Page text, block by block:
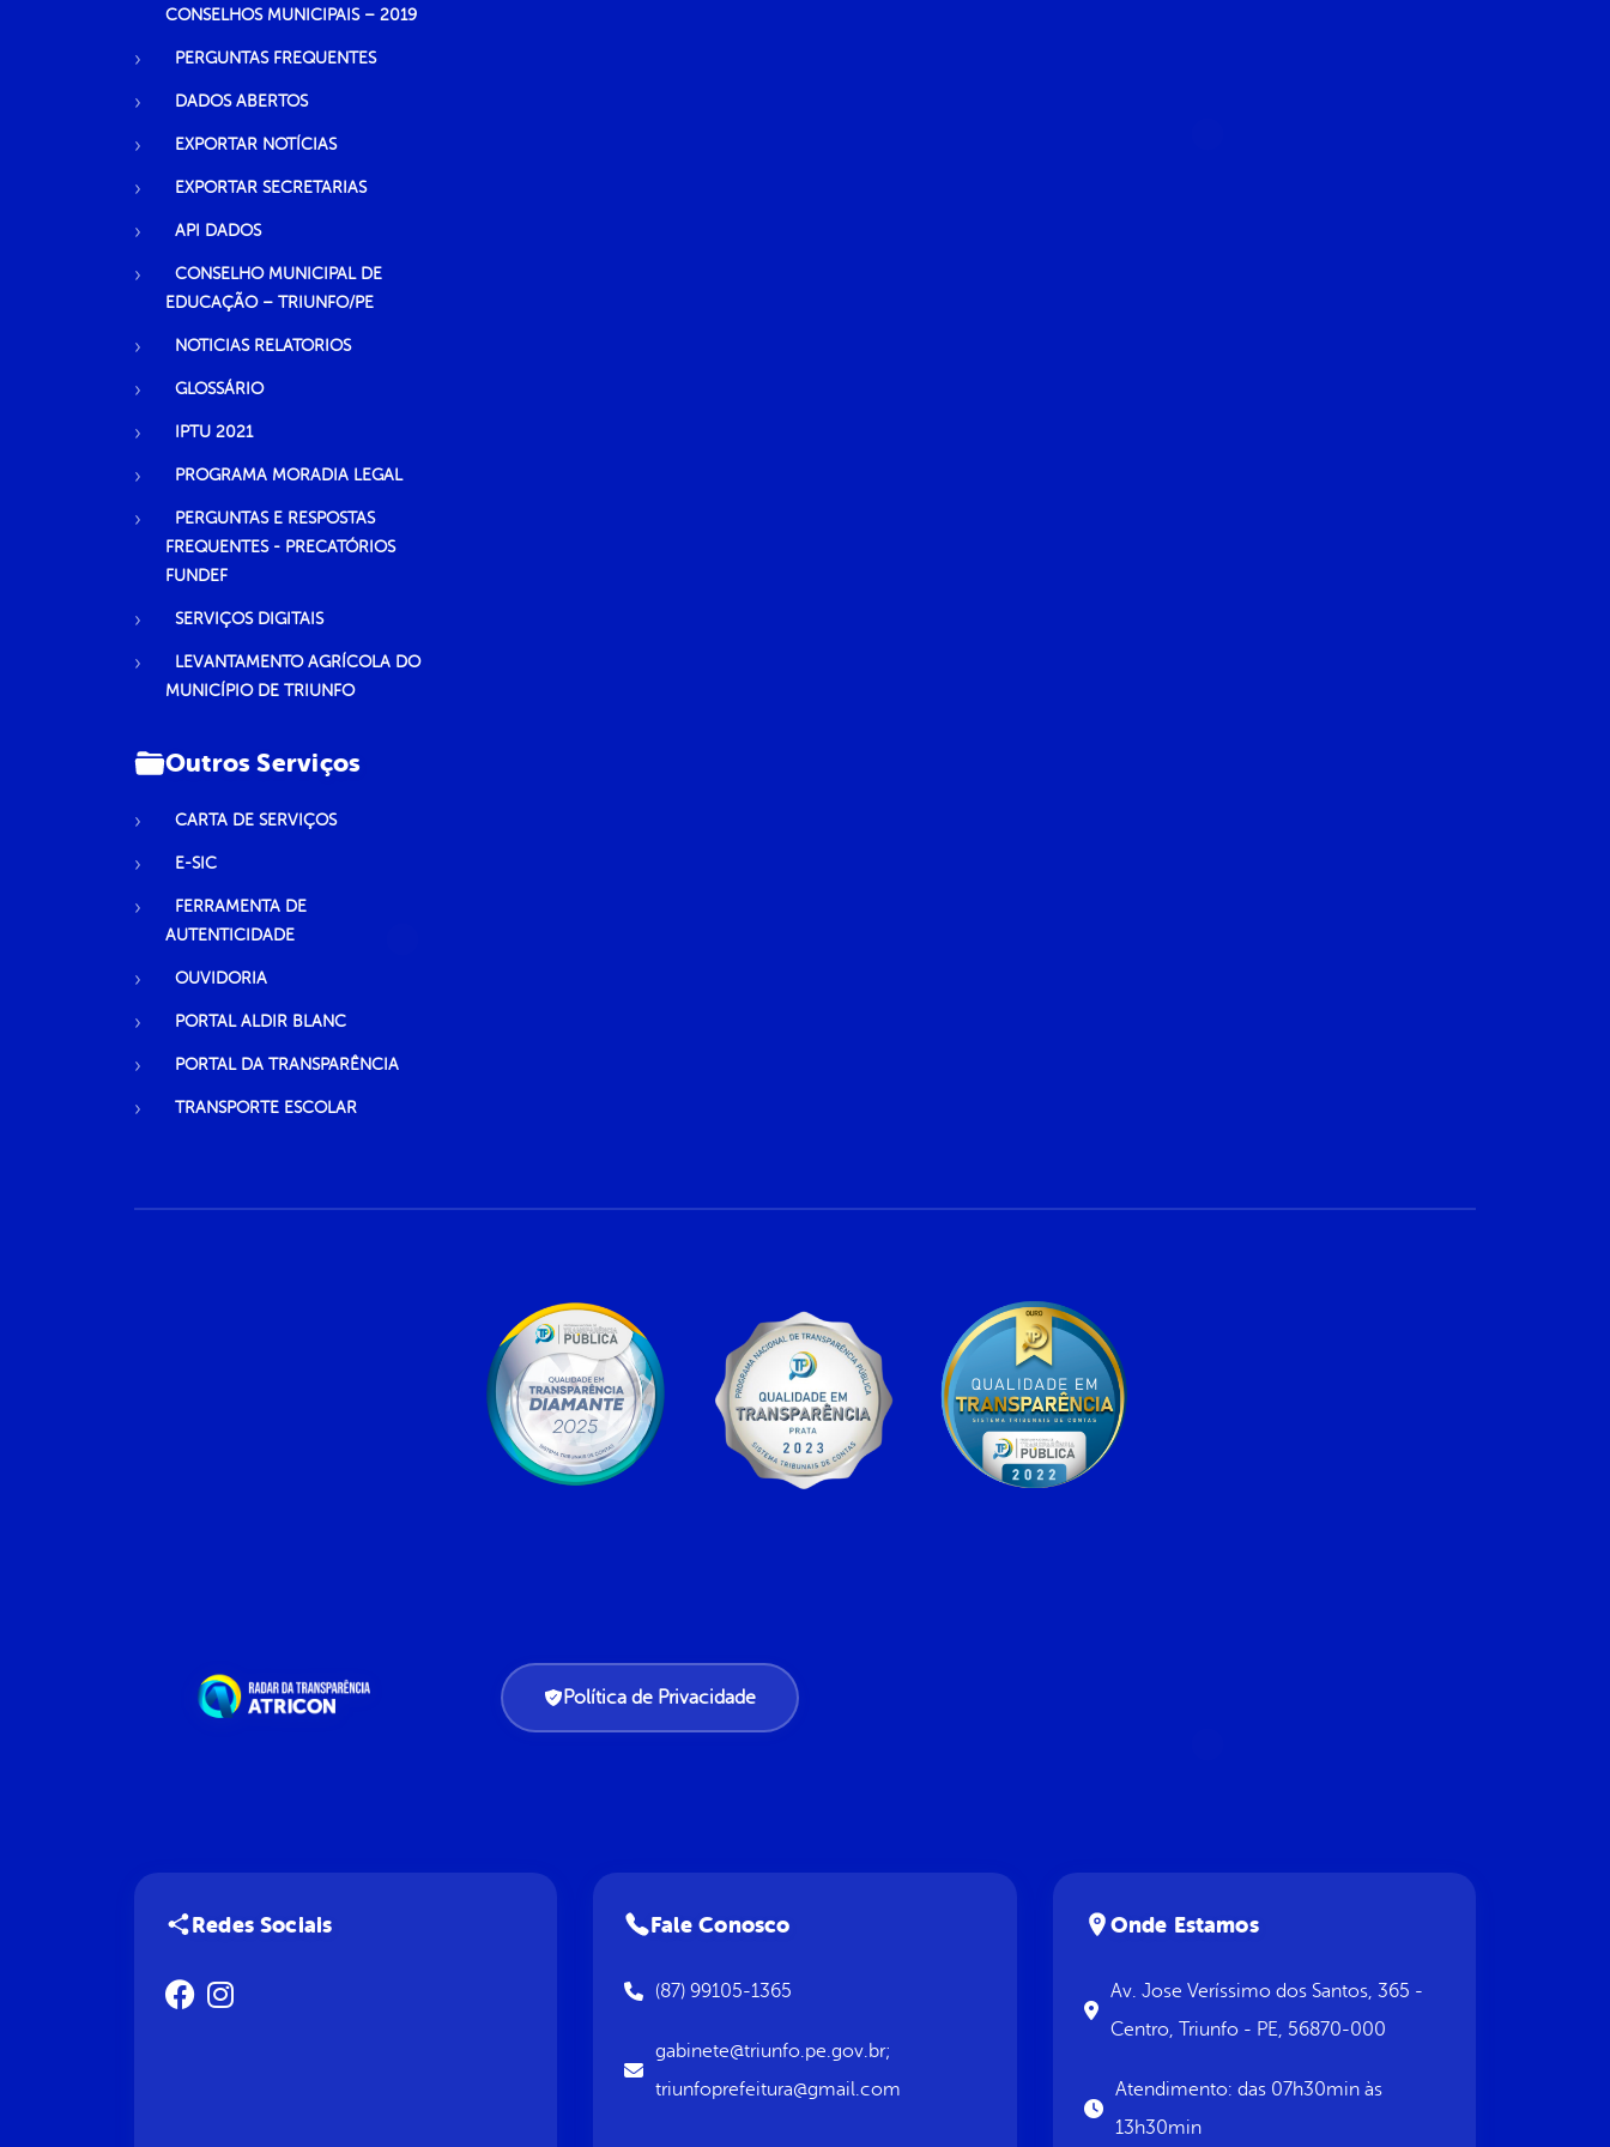
CONSELHOS MUNICIPAIS – 2019
PERGUNTAS FREQUENTES
DADOS ABERTOS
EXPORTAR NOTÍCIAS
EXPORTAR SECRETARIAS
API DADOS
CONSELHO MUNICIPAL DE
EDUCAÇÃO – TRIUNFO/PE
NOTICIAS RELATORIOS
GLOSSÁRIO
IPTU 2021
PROGRAMA MORADIA LEGAL
PERGUNTAS E RESPOSTAS
FREQUENTES - PRECATÓRIOS
FUNDEF
SERVIÇOS DIGITAIS
LEVANTAMENTO AGRÍCOLA DO
MUNICÍPIO DE TRIUNFO
Outros Serviços
CARTA DE SERVIÇOS
E-SIC
FERRAMENTA DE
AUTENTICIDADE
OUVIDORIA
PORTAL ALDIR BLANC
PORTAL DA TRANSPARÊNCIA
TRANSPORTE ESCOLAR
Política de Privacidade
Redes Sociais Fale Conosco
(87) 99105-1365
gabinete@triunfo.pe.gov.br;
triunfoprefeitura@gmail.com
Onde Estamos
Av. Jose Veríssimo dos Santos, 365 -
Centro, Triunfo - PE, 56870-000
Atendimento: das 07h30min às
13h30min